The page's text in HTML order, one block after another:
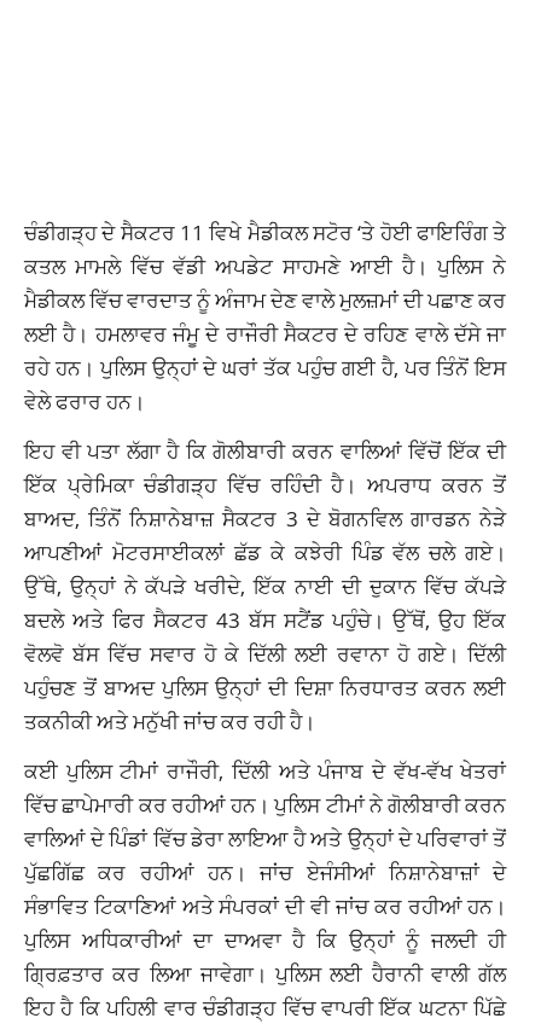
ਚੰਡੀਗੜ੍ਹ ਦੇ ਸੈਕਟਰ 11 ਵਿਖੇ ਮੈਡੀਕਲ ਸਟੋਰ ‘ਤੇ ਹੋਈ ਫਾਇਰਿੰਗ ਤੇ
ਕਤਲ ਮਾਮਲੇ ਵਿੱਚ ਵੱਡੀ ਅਪਡੇਟ ਸਾਹਮਣੇ ਆਈ ਹੈ। ਪੁਲਿਸ ਨੇ
ਮੈਡੀਕਲ ਵਿੱਚ ਵਾਰਦਾਤ ਨੂੰ ਅੰਜਾਮ ਦੇਣ ਵਾਲੇ ਮੁਲਜ਼ਮਾਂ ਦੀ ਪਛਾਣ ਕਰ
ਲਈ ਹੈ। ਹਮਲਾਵਰ ਜੰਮੂ ਦੇ ਰਾਜੌਰੀ ਸੈਕਟਰ ਦੇ ਰਹਿਣ ਵਾਲੇ ਦੱਸੇ ਜਾ
ਰਹੇ ਹਨ। ਪੁਲਿਸ ਉਨ੍ਹਾਂ ਦੇ ਘਰਾਂ ਤੱਕ ਪਹੁੰਚ ਗਈ ਹੈ, ਪਰ ਤਿੰਨੋਂ ਇਸ
ਵੇਲੇ ਫਰਾਰ ਹਨ।
ਇਹ ਵੀ ਪਤਾ ਲੱਗਾ ਹੈ ਕਿ ਗੋਲੀਬਾਰੀ ਕਰਨ ਵਾਲਿਆਂ ਵਿੱਚੋਂ ਇੱਕ ਦੀ
ਇੱਕ ਪ੍ਰੇਮਿਕਾ ਚੰਡੀਗੜ੍ਹ ਵਿੱਚ ਰਹਿੰਦੀ ਹੈ। ਅਪਰਾਧ ਕਰਨ ਤੋਂ
ਬਾਅਦ, ਤਿੰਨੋਂ ਨਿਸ਼ਾਨੇਬਾਜ਼ ਸੈਕਟਰ 3 ਦੇ ਬੋਗਨਵਿਲ ਗਾਰਡਨ ਨੇੜੇ
ਆਪਣੀਆਂ ਮੋਟਰਸਾਈਕਲਾਂ ਛੱਡ ਕੇ ਕਝੇਰੀ ਪਿੰਡ ਵੱਲ ਚਲੇ ਗਏ।
ਉੱਥੇ, ਉਨ੍ਹਾਂ ਨੇ ਕੱਪੜੇ ਖਰੀਦੇ, ਇੱਕ ਨਾਈ ਦੀ ਦੁਕਾਨ ਵਿੱਚ ਕੱਪੜੇ
ਬਦਲੇ ਅਤੇ ਫਿਰ ਸੈਕਟਰ 43 ਬੱਸ ਸਟੈਂਡ ਪਹੁੰਚੇ। ਉੱਥੋਂ, ਉਹ ਇੱਕ
ਵੋਲਵੋ ਬੱਸ ਵਿੱਚ ਸਵਾਰ ਹੋ ਕੇ ਦਿੱਲੀ ਲਈ ਰਵਾਨਾ ਹੋ ਗਏ। ਦਿੱਲੀ
ਪਹੁੰਚਣ ਤੋਂ ਬਾਅਦ ਪੁਲਿਸ ਉਨ੍ਹਾਂ ਦੀ ਦਿਸ਼ਾ ਨਿਰਧਾਰਤ ਕਰਨ ਲਈ
ਤਕਨੀਕੀ ਅਤੇ ਮਨੁੱਖੀ ਜਾਂਚ ਕਰ ਰਹੀ ਹੈ।
ਕਈ ਪੁਲਿਸ ਟੀਮਾਂ ਰਾਜੌਰੀ, ਦਿੱਲੀ ਅਤੇ ਪੰਜਾਬ ਦੇ ਵੱਖ-ਵੱਖ ਖੇਤਰਾਂ
ਵਿੱਚ ਛਾਪੇਮਾਰੀ ਕਰ ਰਹੀਆਂ ਹਨ। ਪੁਲਿਸ ਟੀਮਾਂ ਨੇ ਗੋਲੀਬਾਰੀ ਕਰਨ
ਵਾਲਿਆਂ ਦੇ ਪਿੰਡਾਂ ਵਿੱਚ ਡੇਰਾ ਲਾਇਆ ਹੈ ਅਤੇ ਉਨ੍ਹਾਂ ਦੇ ਪਰਿਵਾਰਾਂ ਤੋਂ
ਪੁੱਛਗਿੱਛ ਕਰ ਰਹੀਆਂ ਹਨ। ਜਾਂਚ ਏਜੰਸੀਆਂ ਨਿਸ਼ਾਨੇਬਾਜ਼ਾਂ ਦੇ
ਸੰਭਾਵਿਤ ਟਿਕਾਣਿਆਂ ਅਤੇ ਸੰਪਰਕਾਂ ਦੀ ਵੀ ਜਾਂਚ ਕਰ ਰਹੀਆਂ ਹਨ।
ਪੁਲਿਸ ਅਧਿਕਾਰੀਆਂ ਦਾ ਦਾਅਵਾ ਹੈ ਕਿ ਉਨ੍ਹਾਂ ਨੂੰ ਜਲਦੀ ਹੀ
ਗ੍ਰਿਫ਼ਤਾਰ ਕਰ ਲਿਆ ਜਾਵੇਗਾ। ਪੁਲਿਸ ਲਈ ਹੈਰਾਨੀ ਵਾਲੀ ਗੱਲ
ਇਹ ਹੈ ਕਿ ਪਹਿਲੀ ਵਾਰ ਚੰਡੀਗੜ੍ਹ ਵਿੱਚ ਵਾਪਰੀ ਇੱਕ ਘਟਨਾ ਪਿੱਛੇ